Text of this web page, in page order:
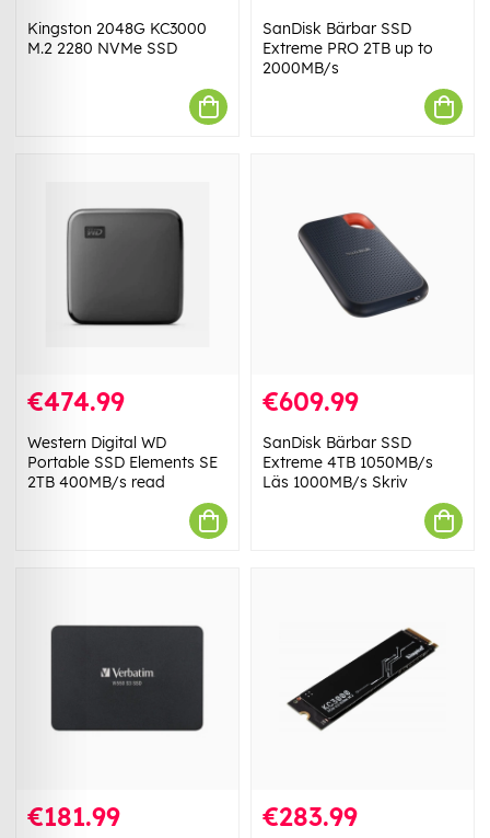
Kingston 2048G KC3000
M.2 2280 NVMe SSD
SanDisk Bärbar SSD
Extreme PRO 2TB up to
2000MB/s
€474.99
Western Digital WD
Portable SSD Elements SE
2TB 400MB/s read
€609.99
SanDisk Bärbar SSD
Extreme 4TB 1050MB/s
Läs 1000MB/s Skriv
€181.99 €283.99